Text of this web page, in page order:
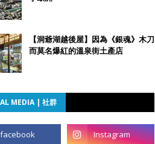
【洞爺湖越後屋】因為《銀魂》木刀
而莫名爆紅的溫泉街土產店
MEDIA | 社群